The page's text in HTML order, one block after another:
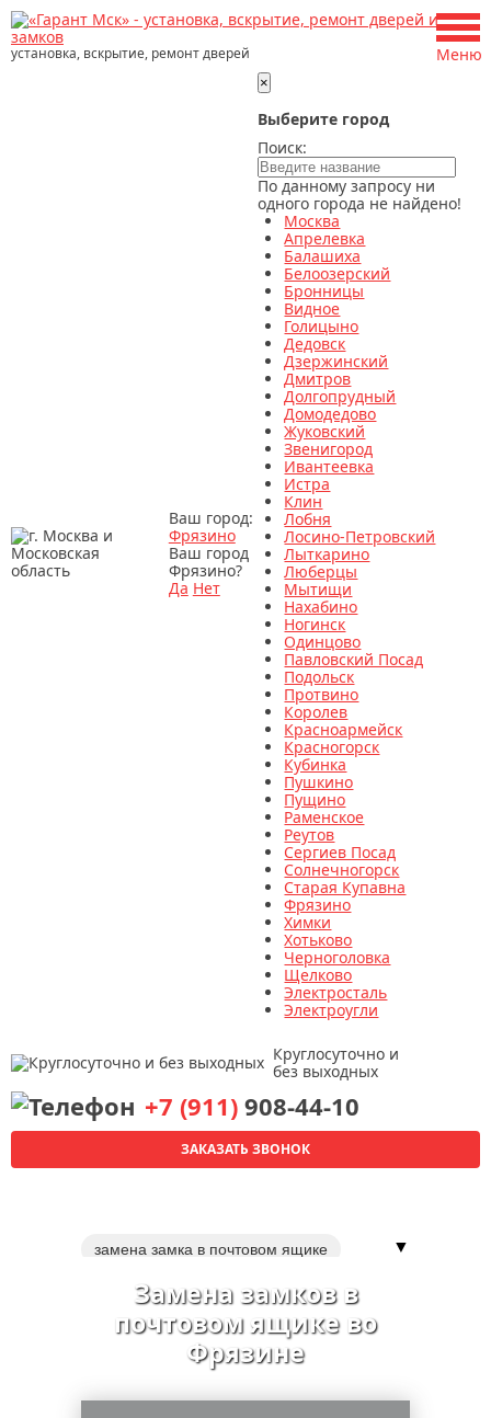
установка, вскрытие, ремонт дверей
Ваш город:
Фрязино
Ваш город
Фрязино?
Да Нет
×
Выберите город
Поиск:
По данному запросу ни
одного города не найдено!
Москва
Апрелевка
Балашиха
Белоозерский
Бронницы
Видное
Голицыно
Дедовск
Дзержинский
Дмитров
Долгопрудный
Домодедово
Жуковский
Звенигород
Ивантеевка
Истра
Клин
Лобня
Лосино-Петровский
Лыткарино
Люберцы
Мытищи
Нахабино
Ногинск
Одинцово
Павловский Посад
Подольск
Протвино
Королев
Красноармейск
Красногорск
Кубинка
Пушкино
Пущино
Раменское
Реутов
Сергиев Посад
Солнечногорск
Старая Купавна
Фрязино
Химки
Хотьково
Черноголовка
Щелково
Электросталь
Электроугли
Круглосуточно и
без выходных
+7 (911) 908-44-10
ЗАКАЗАТЬ ЗВОНОК
Меню
замена замка в почтовом ящике
перекодировка замков
замки
▼
Замена замков в
почтовом ящике во
Фрязине